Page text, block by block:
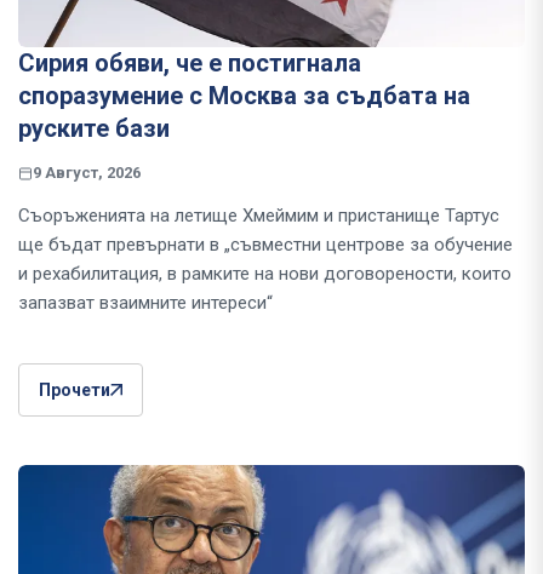
Сирия обяви, че е постигнала
споразумение с Москва за съдбата на
руските бази
9 Август, 2026
Съоръженията на летище Хмеймим и пристанище Тартус
ще бъдат превърнати в „съвместни центрове за обучение
и рехабилитация, в рамките на нови договорености, които
запазват взаимните интереси“
Прочети